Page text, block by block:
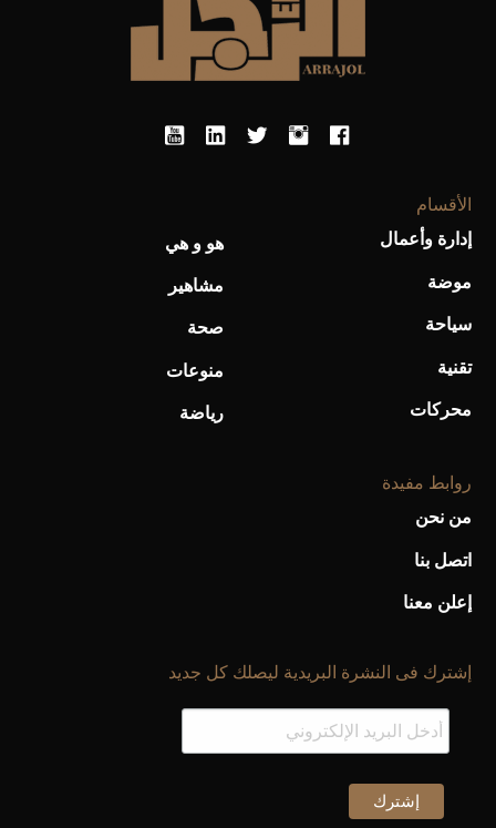
أفضل تدريج للشعر الطويل لإطلالة جريئة وعصرية
أحذية Mary Jane: ترف وأناقة للرجال
الأقسام
إدارة وأعمال
موضة
سياحة
تقنية
محركات
هو و هي
مشاهير
صحة
منوعات
رياضة
روابط مفيدة
من نحن
اتصل بنا
إعلن معنا
إشترك فى النشرة البريدية ليصلك كل جديد